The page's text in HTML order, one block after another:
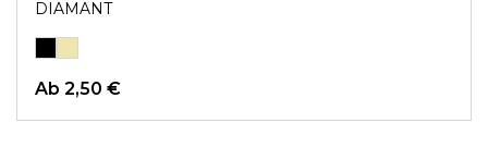
DIAMANT
Ab 2,50 €